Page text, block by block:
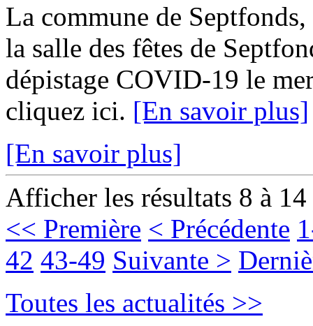
La commune de
la salle des fêtes de
dépistage COVID-19 le
cliquez ici. [En savoir plus]
[En savoir plus]
Afficher les résultats 8 à
<< Première < Précédente
42 43-49 Suivante >
Toutes les actualités >>